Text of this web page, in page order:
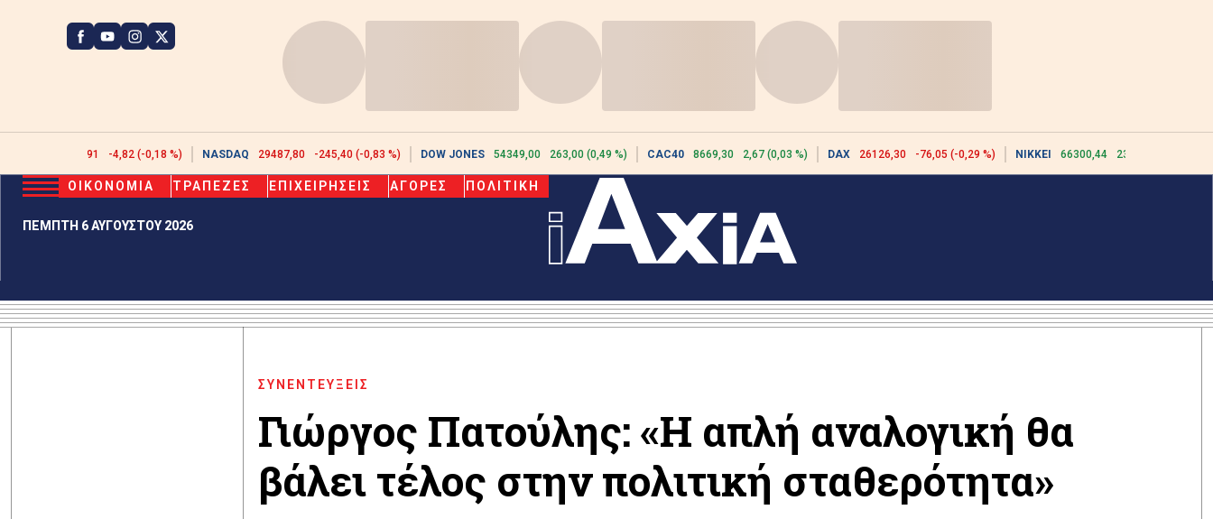
2623,91 -4,82 (-0,18 %) NASDAQ 29487,80 -245,40 (-0,83 %) DOW JONES 54349,00 263,00 (0,49 %) CAC40 8669,30 2,67 (0,03 %) DAX 26126,30 -76,05 (-0,29 %) NIKKEI 66300,44 2342,91 (3,66 %)
ΠΕΜΠΤΗ 6 ΑΥΓΟΥΣΤΟΥ 2026
ΟΙΚΟΝΟΜΙΑ ΤΡΑΠΕΖΕΣ ΕΠΙΧΕΙΡΗΣΕΙΣ ΑΓΟΡΕΣ ΠΟΛΙΤΙΚΗ
ΣΥΝΕΝΤΕΥΞΕΙΣ
Γιώργος Πατούλης: «Η απλή αναλογική θα
βάλει τέλος στην πολιτική σταθερότητα»